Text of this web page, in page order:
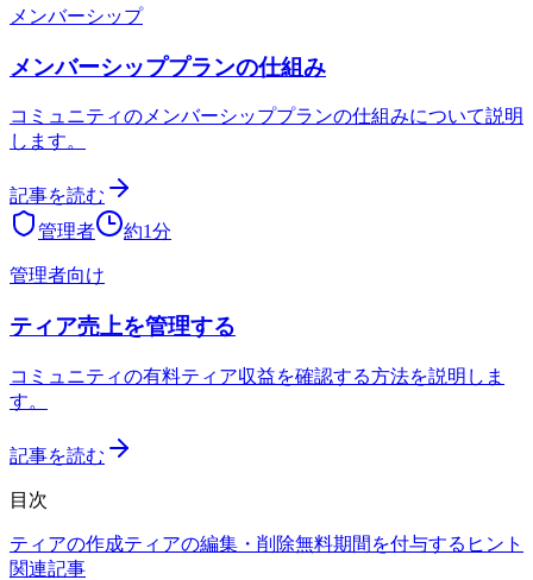
メンバーシップ
メンバーシッププランの仕組み
コミュニティのメンバーシッププランの仕組みについて説明
します。
記事を読む
管理者
約1分
管理者向け
ティア売上を管理する
コミュニティの有料ティア収益を確認する方法を説明しま
す。
記事を読む
目次
ティアの作成ティアの編集・削除無料期間を付与する ヒント
関連記事